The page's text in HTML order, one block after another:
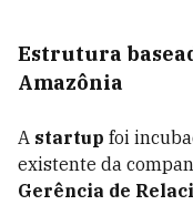
Estrutura
Amazônia
A startup foi
existente da
Gerência de